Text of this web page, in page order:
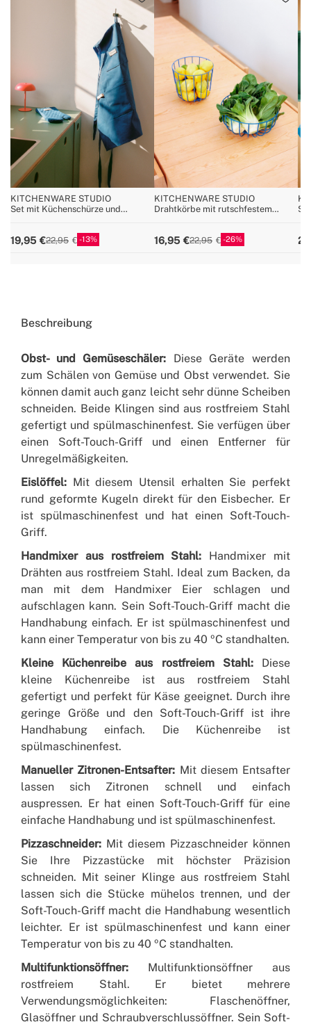
KITCHENWARE STUDIO
Set mit Küchenschürze und
19,95 22,95 13
KITCHENWARE STUDIO
Drahtkörbe mit rutschfestem
16,95 22,95 26
Beschreibung
Obst- und Gemüseschäler: Diese Geräte werden
zum Schälen von Gemüse und Obst verwendet. Sie
können damit auch ganz leicht sehr dünne Scheiben
schneiden. Beide Klingen sind aus rostfreiem Stahl
gefertigt und spülmaschinenfest. Sie verfügen über
einen Soft-Touch-Griff und einen Entferner für
Unregelmäßigkeiten.
Eislöffel: Mit diesem Utensil erhalten Sie perfekt
rund geformte Kugeln direkt für den Eisbecher. Er
ist spülmaschinenfest und hat einen Soft-Touch-
Griff.
Handmixer aus rostfreiem Stahl: Handmixer mit
Drähten aus rostfreiem Stahl. Ideal zum Backen, da
man mit dem Handmixer Eier schlagen und
aufschlagen kann. Sein Soft-Touch-Griff macht die
Handhabung einfach. Er ist spülmaschinenfest und
kann einer Temperatur von bis zu 40 ºC standhalten.
Kleine Küchenreibe aus rostfreiem Stahl:Diese
kleine Küchenreibe ist aus rostfreiem Stahl
gefertigt und perfekt für Käse geeignet. Durch ihre
geringe Größe und den Soft-Touch-Griff ist ihre
Handhabung einfach. Die Küchenreibe ist
spülmaschinenfest.
Manueller Zitronen-Entsafter: Mit diesem Entsafter
lassen sich Zitronen schnell und einfach
auspressen. Er hat einen Soft-Touch-Griff für eine
einfache Handhabung und ist spülmaschinenfest.
Pizzaschneider: Mit diesem Pizzaschneider können
Sie Ihre Pizzastücke mit höchster Präzision
schneiden. Mit seiner Klinge aus rostfreiem Stahl
lassen sich die Stücke mühelos trennen, und der
Soft-Touch-Griff macht die Handhabung wesentlich
leichter. Er ist spülmaschinenfest und kann einer
Temperatur von bis zu 40 ºC standhalten.
Multifunktionsöffner: Multifunktionsöffner aus
rostfreiem Stahl. Er bietet mehrere
Verwendungsmöglichkeiten: Flaschenöffner,
Glasöffner und Schraubverschlussöffner. Sein Soft-